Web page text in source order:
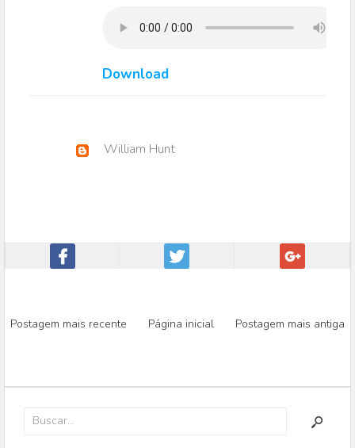
Download
William Hunt
Postagem mais recente Página inicial Postagem mais antiga